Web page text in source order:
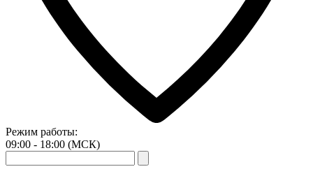
Режим работы:
09:00 - 18:00 (МСК)